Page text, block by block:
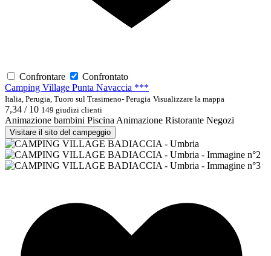
Confrontare
Confrontato
Camping Village Punta Navaccia ***
Italia, Perugia, Tuoro sul Trasimeno- Perugia Visualizzare la mappa
7,34 / 10 149 giudizi clienti
Animazione bambini PiscinaAnimazione Ristorante Negozi
Visitare il sito del campeggio